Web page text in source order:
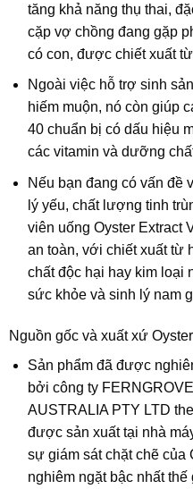
tăng khả năng thụ thai,
cặp vợ chồng đang gặp
có con, được chiết xuất
Ngoài việc hỗ trợ sinh
hiếm muộn, nó còn giúp
40 chuẩn bị có dấu hiệu
các vitamin và dưỡng
Nếu bạn đang có vấn
lý yếu, chất lượng tinh
viên uống Oyster Extract
an toàn, với chiết xuất từ
chất độc hại hay kim loại
sức khỏe và sinh lý nam
Nguồn gốc và xuất xứ
Sản phẩm đã được
bởi công ty
AUSTRALIA PTY LTD
được sản xuất tại nhà
sự giám sát chặt chẽ
nghiêm ngặt bậc nhất